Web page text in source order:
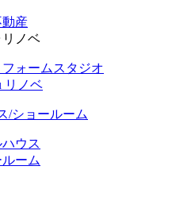
動産
リノベ
ォームスタジオ
リノベ
/ショールーム
ウス
ーム